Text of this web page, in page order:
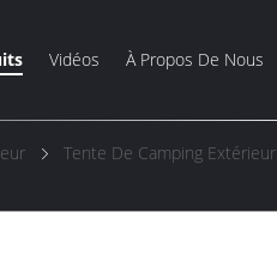
Vidéos À Propos De Nous
Tente De Camping Extérieur